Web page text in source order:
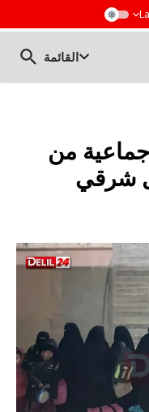
القائمة
من
شرقي